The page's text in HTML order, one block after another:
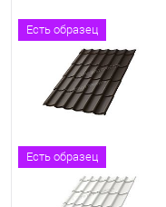
Есть образец
Есть образец